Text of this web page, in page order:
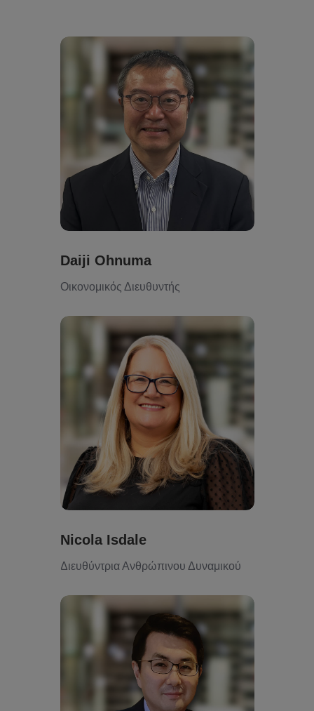
Daiji Ohnuma
Οικονομικός Διευθυντής
Nicola Isdale
Διευθύντρια Ανθρώπινου Δυναμικού